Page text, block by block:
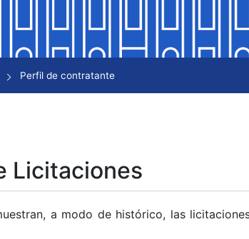
Perfil de contratante
Licitaciones
a modo de histórico, las